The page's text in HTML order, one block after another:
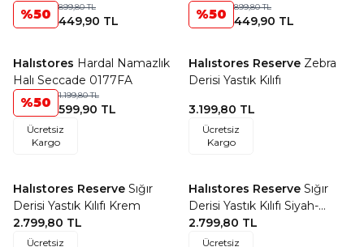
%50 899,80TL
449,90 TL
Seccade
%50 899,80TL
449,90 TL
Favorilere Ekle
Halıstores Hardal Namazlık
Halı Seccade 0177FA
%50 1.199,80TL
599,90 TL
Ücretsiz
Kargo
Favorilere Ekle
Halıstores Reserve Zebra
Derisi Yastık Kılıfı
3.199,80 TL
Ücretsiz
Kargo
Favorilere Ekle
Halıstores Reserve Sığır
Derisi Yastık Kılıfı Krem
2.799,80 TL
Ücretsiz
Favorilere Ekle
Halıstores Reserve Sığır
Derisi Yastık Kılıfı Siyah-
Beyaz
2.799,80 TL
Ücretsiz